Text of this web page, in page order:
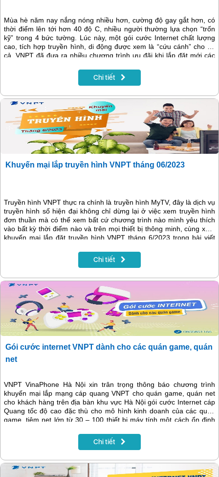
Mùa hè năm nay nắng nóng nhiều hơn, cường độ gay gắt hơn, có
thời điểm lên tới hơn 40 độ C, nhiều người thường lựa chọn “trốn
kỹ” trong 4 bức tường. Lúc này, một gói cước Internet chất lượng
cao, tích hợp truyền hình, di động được xem là “cứu cánh” cho tất
cả. VNPT đã đưa ra nhiều chương trình ưu đãi khi lắp đặt mới các
nhận được quà tặng trong dịp này.
Chi tiết
Khuyến mại lắp truyền hình VNPT tháng 06/2023
Truyền hình VNPT thực ra chính là truyền hình MyTV, đây là dịch vụ
truyền hình số hiện đại không chỉ dừng lại ở việc xem truyền hình
đơn thuần mà có thể xem bất cứ chương trình nào mình yêu thích
vào bất kỳ thời điểm nào và trên mọi thiết bị thông minh, cùng xem
khuyến mại lắp đặt truyền hình VNPT tháng 6/2023 trong bài viết
Chi tiết
Gói cước internet VNPT dành cho các quán game, quán
net
VNPT VinaPhone Hà Nội xin trân trọng thông báo chương trình
khuyến mại lắp mạng cáp quang VNPT cho quán game, quán net
cho khách hàng trên địa bàn khu vực Hà Nội gói cước Internet cáp
Quang tốc độ cao đặc thù cho mô hình kinh doanh của các quán
game, tiệm net lớn từ 30 – 100 thiết bị máy tính một cách ổn định
Chi tiết